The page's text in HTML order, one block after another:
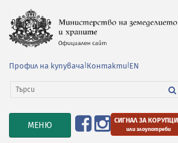
Профил на купувача Контакти EN
TOGGLE
NAVIGATION
МЕНЮ СИГНАЛ ЗА
или злоупотреби